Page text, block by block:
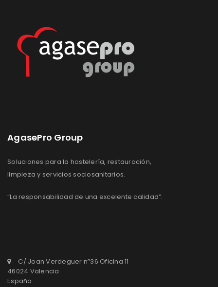
AgasePro Group
Soluciones para la hostelería, restauración,
limpieza y servicios sociosanitarios.
“La responsabilidad de una excelente calidad”.
C/ Joan Verdeguer nº36 Oficina 11
46024 Valencia
España